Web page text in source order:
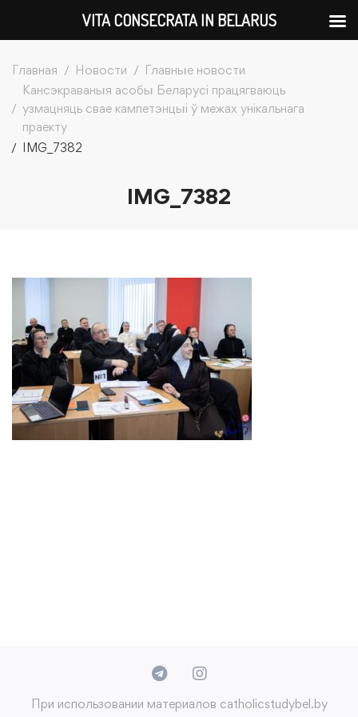
Главная Новости
Главные новости
Кансэкраваныя асобы Беларусі працягваюць
узмацняць свае кампетэнцыі ў межах унікальнага
праекту
IMG_7382
IMG_7382
При использовании материалов catholicstudybel.by
VITA CONSECRATA IN BELARUS